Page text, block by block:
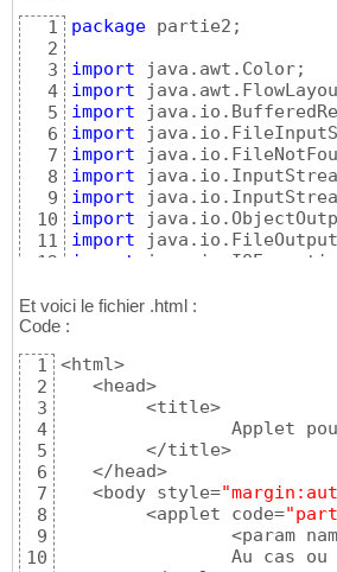
1
2
3
4
5
6
7
8
9
10
11
12
14
15
17
18
19
20
21
22
23
24
25
26
package partie2;
import
import
import
import
import
import
import
import
import
import
import
import
import
class
// Déclaration
Et voici le fichier .html :
Code :
1
2
3
4
5
6
7
8
9
10
<html>
   <head>
   </head>
   <body style=
	<applet code=
<param